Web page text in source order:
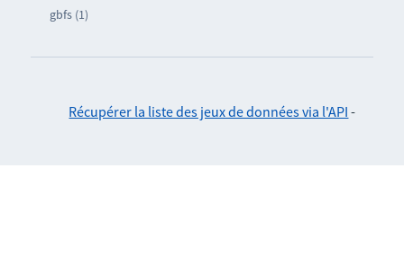
gbfs (1)
Récupérer la liste des jeux de données via l'API -